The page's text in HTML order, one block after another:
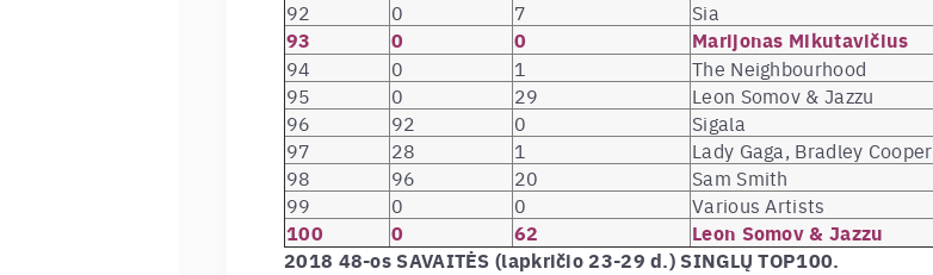
92
0 7 Sia
93 0 0 Marijonas Mikutavičius
94 0 1 The Neighbourhood
95
0 29 Leon Somov & Jazzu
96
92 0 Sigala
97
28 1 Lady Gaga, Bradley Cooper
98
96 20 Sam Smith
99
0 0 Various Artists
100 0 62 Leon Somov & Jazzu
2018 48-os SAVAITĖS (lapkričio 23-29 d.) SINGLŲ TOP100.